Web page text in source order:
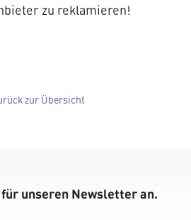
zu reklamieren!
zur Übersicht
unseren Newsletter an.